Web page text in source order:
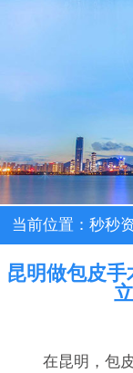
当前位置：秒秒
昆明做包皮
在昆明，包